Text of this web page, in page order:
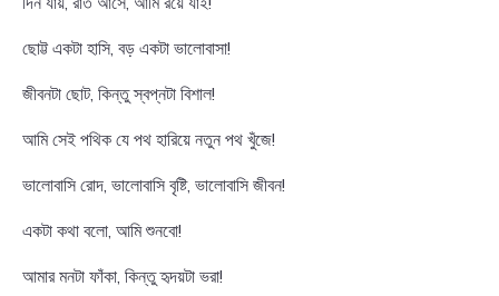
ছোট্ট একটা হাসি, বড় একটা ভালোবাসা!
জীবনটা ছোট, কিন্তু স্বপ্নটা বিশাল!
আমি সেই পথিক যে পথ হারিয়ে নতুন পথ খুঁজে!
ভালোবাসি রোদ, ভালোবাসি বৃষ্টি, ভালোবাসি জীবন!
একটা কথা বলো, আমি শুনবো!
আমার মনটা ফাঁকা, কিন্তু হৃদয়টা ভরা!